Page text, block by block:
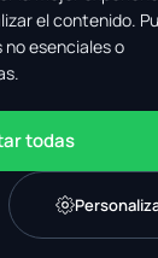
el contenido.
esenciales o
todas